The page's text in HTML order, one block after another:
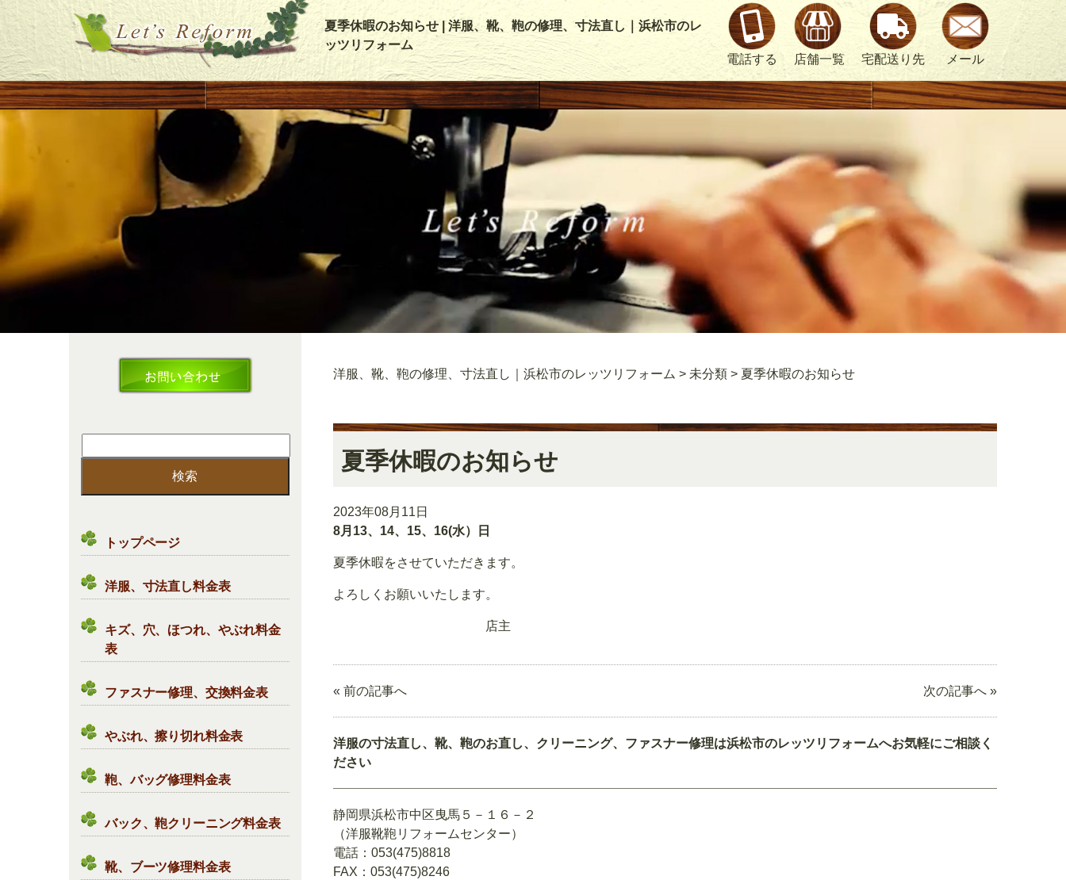
夏季休暇のお知らせ | 洋服、靴、鞄の修理、寸法直し｜浜松市のレ
ッツリフォーム
電話する
店舗一覧 宅配送り先 メール
索:
トップページ
洋服、寸法直し料金表
キズ、穴、ほつれ、やぶれ料金
表
ファスナー修理、交換料金表
やぶれ、擦り切れ料金表
鞄、バッグ修理料金表
バック、鞄クリーニング料金表
靴、ブーツ修理料金表
洋服、靴、鞄の修理、寸法直し｜浜松市のレッツリフォーム > 未分類> 夏季休暇のお知らせ
夏季休暇のお知らせ
2023年08月11日
8月13、14、15、16(水）日
夏季休暇をさせていただきます。
よろしくお願いいたします。
店主
« 前の記事へ 次の記事へ »
洋服の寸法直し、靴、鞄のお直し、クリーニング、ファスナー修理は浜松市のレッツリフォームへお気軽にご相談く
ださい
静岡県浜松市中区曳馬５－１６－２
（洋服靴鞄リフォームセンター）
電話：053(475)8818
FAX：053(475)8246